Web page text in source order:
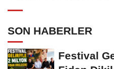
SON HABERLER
Festival